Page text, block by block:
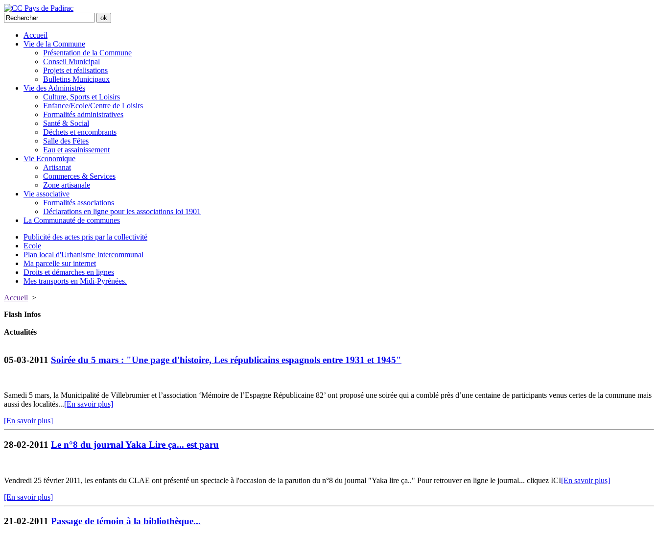
Accueil
Vie de la Commune
Présentation de la Commune
Conseil Municipal
Projets et réalisations
Bulletins Municipaux
Vie des Administrés
Culture, Sports et Loisirs
Enfance/Ecole/Centre de Loisirs
Formalités administratives
Santé & Social
Déchets et encombrants
Salle des Fêtes
Eau et assainissement
Vie Economique
Artisanat
Commerces & Services
Zone artisanale
Vie associative
Formalités associations
Déclarations en ligne pour les associations loi 1901
La Communauté de communes
Publicité des actes pris par la collectivité
Ecole
Plan local d'Urbanisme Intercommunal
Ma parcelle sur internet
Droits et démarches en lignes
Mes transports en Midi-Pyrénées.
Accueil >
Flash Infos
Actualités
05-03-2011 Soirée du 5 mars : "Une page d'histoire, Les républicains espagnols entre 1931 et 1945"
Samedi 5 mars, la Municipalité de Villebrumier et l’association ‘Mémoire de l’Espagne Républicaine 82’ ont proposé une soirée qui a comblé près d’une centaine de participants venus certes de la commune mais
aussi des localités...[En savoir plus]
[En savoir plus]
28-02-2011 Le n°8 du journal Yaka Lire ça... est paru
Vendredi 25 février 2011, les enfants du CLAE ont présenté un spectacle à l'occasion de la parution du n°8 du journal "Yaka lire ça.." Pour retrouver en ligne le journal... cliquez ICI[En savoir plus]
[En savoir plus]
21-02-2011 Passage de témoin à la bibliothèque...